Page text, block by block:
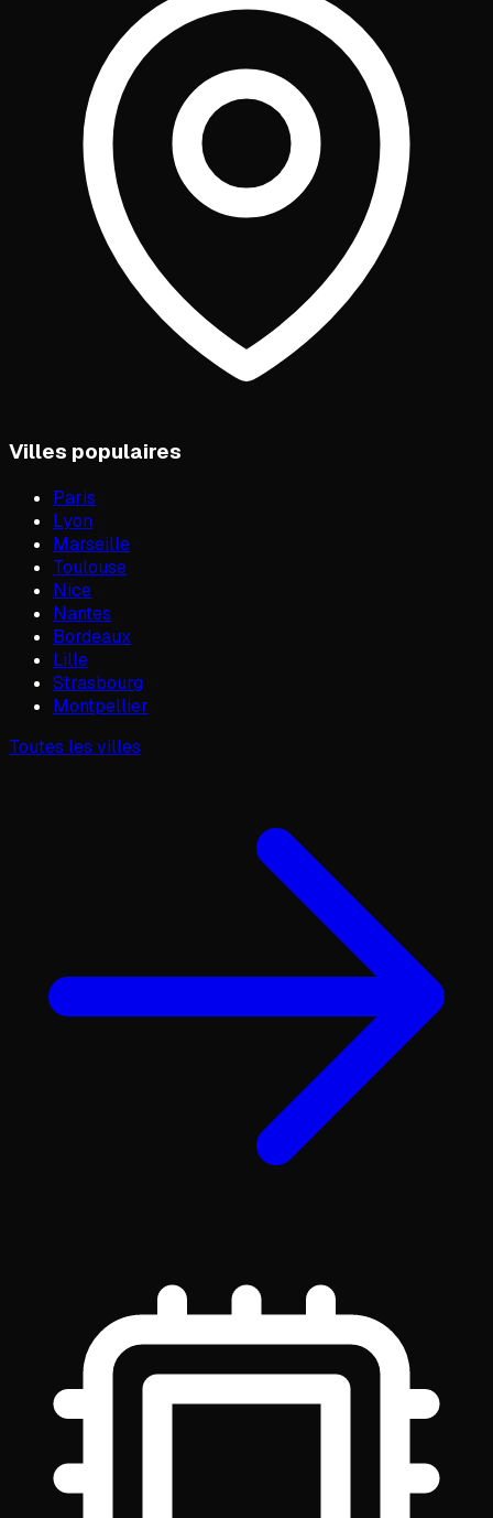
Villes populaires
Paris
Lyon
Marseille
Toulouse
Nice
Nantes
Bordeaux
Lille
Strasbourg
Montpellier
Toutes les villes